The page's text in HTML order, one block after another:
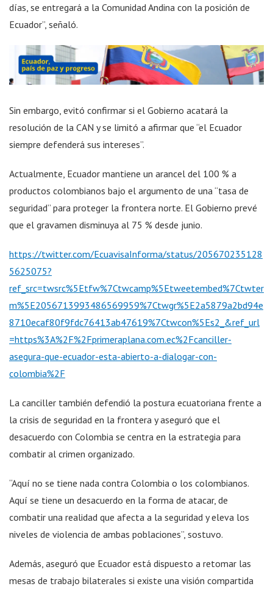
días, se entregará a la Comunidad Andina con la posición de
Ecuador”, señaló.
Sin embargo, evitó confirmar si el Gobierno acatará la
resolución de la CAN y se limitó a afirmar que “el Ecuador
siempre defenderá sus intereses”.
Actualmente, Ecuador mantiene un arancel del 100 % a
productos colombianos bajo el argumento de una “tasa de
seguridad” para proteger la frontera norte. El Gobierno prevé
que el gravamen disminuya al 75 % desde junio.
https://twitter.com/EcuavisaInforma/status/205670235128
5625075?
ref_src=twsrc%5Etfw%7Ctwcamp%5Etweetembed%7Ctwter
m%5E2056713993486569959%7Ctwgr%5E2a5879a2bd94e
8710ecaf80f9fdc76413ab47619%7Ctwcon%5Es2_&ref_url
=https%3A%2F%2Fprimeraplana.com.ec%2Fcanciller-
asegura-que-ecuador-esta-abierto-a-dialogar-con-
colombia%2F
La canciller también defendió la postura ecuatoriana frente a
la crisis de seguridad en la frontera y aseguró que el
desacuerdo con Colombia se centra en la estrategia para
combatir al crimen organizado.
“Aquí no se tiene nada contra Colombia o los colombianos.
Aquí se tiene un desacuerdo en la forma de atacar, de
combatir una realidad que afecta a la seguridad y eleva los
niveles de violencia de ambas poblaciones”, sostuvo.
Además, aseguró que Ecuador está dispuesto a retomar las
mesas de trabajo bilaterales si existe una visión compartida